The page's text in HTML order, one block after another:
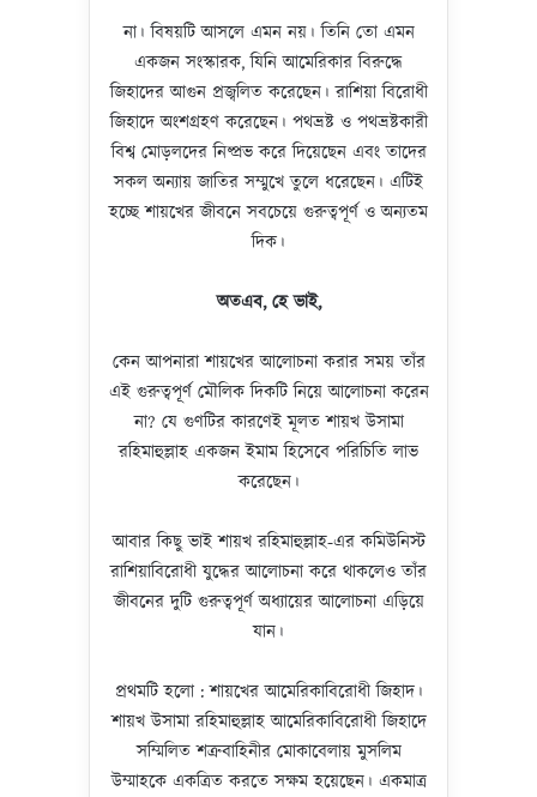
না। বিষয়টি আসলে এমন নয়। তিনি তো এমন
একজন সংস্কারক, যিনি আমেরিকার বিরুদ্ধে
জিহাদের আগুন প্রজ্বলিত করেছেন। রাশিয়া বিরোধী
জিহাদে অংশগ্রহণ করেছেন। পথভ্রষ্ট ও পথভ্রষ্টকারী
বিশ্ব মোড়লদের নিষ্প্রভ করে দিয়েছেন এবং তাদের
সকল অন্যায় জাতির সম্মুখে তুলে ধরেছেন। এটিই
হচ্ছে শায়খের জীবনে সবচেয়ে গুরুত্বপূর্ণ ও অন্যতম
দিক।
অতএব,হে ভাই,
কেন আপনারা শায়খের আলোচনা করার সময় তাঁর
এই গুরুত্বপূর্ণ মৌলিক দিকটি নিয়ে আলোচনা করেন
না? যে গুণটির কারণেই মূলত শায়খ উসামা
রহিমাহুল্লাহ একজন ইমাম হিসেবে পরিচিতি লাভ
করেছেন।
আবার কিছু ভাই শায়খ রহিমাহুল্লাহ-এর কমিউনিস্ট
রাশিয়াবিরোধী যুদ্ধের আলোচনা করে থাকলেও তাঁর
জীবনের দুটি গুরুত্বপূর্ণ অধ্যায়ের আলোচনা এড়িয়ে
যান।
প্রথমটি হলো : শায়খের আমেরিকাবিরোধী জিহাদ।
শায়খ উসামা রহিমাহুল্লাহ আমেরিকাবিরোধী জিহাদে
সম্মিলিত শত্রুবাহিনীর মোকাবেলায় মুসলিম
উম্মাহকে একত্রিত করতে সক্ষম হয়েছেন। একমাত্র